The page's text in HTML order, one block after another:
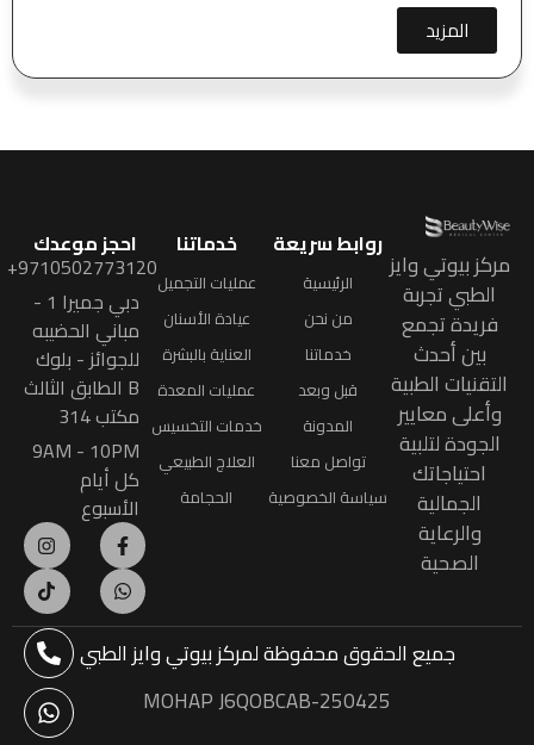
المزيد
مركز بيوتي وايز
الطبي تجربة
فريدة تجمع
بين أحدث
التقنيات الطبية
وأعلى معايير
الجودة لتلبية
احتياجاتك
الجمالية
والرعاية
الصحية
روابط سريعة
الرئيسية
من نحن
خدماتنا
قبل وبعد
المدونة
تواصل معنا
سياسة الخصوصية
خدماتنا
عمليات التجميل
عيادة الأسنان
العناية بالبشرة
عمليات المعدة
خدمات التخسيس
العلاج الطبيعي
الحجامة
احجز موعدك
9710502773120+
دبي جميرا 1 -
مباني الحضيبه
للجوائز - بلوك
B الطابق الثالث
مكتب 314
9AM - 10PM
كل أيام
الأسبوع
جميع الحقوق محفوظةلمركز بيوتي وايز الطبي
MOHAP J6QOBCAB-250425